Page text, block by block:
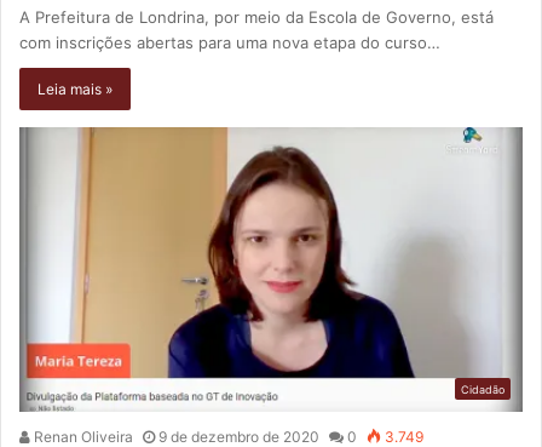
A Prefeitura de Londrina, por meio da Escola de Governo, está
com inscrições abertas para uma nova etapa do curso…
Leia mais »
Cidadão
Renan Oliveira 9 de dezembro de 2020 0 3.749